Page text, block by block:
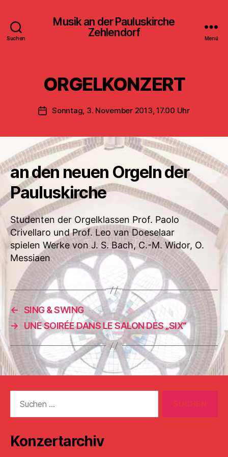
Suchen
Musik an der Pauluskirche
Zehlendorf
Menü
ORGELKONZERT
Veröffentlichungsdatum
Sonntag, 3. November 2013, 17.00 Uhr
an den neuen Orgeln der
Pauluskirche
Studenten der Orgelklassen Prof. Paolo
Crivellaro und Prof. Leo van Doeselaar
spielen Werke von J. S. Bach, C.-M. Widor, O.
Messiaen
← SING & SWING
→
UNE SOIRÉE DANS LE SALON DES „SIX“
nach:
Konzertarchiv